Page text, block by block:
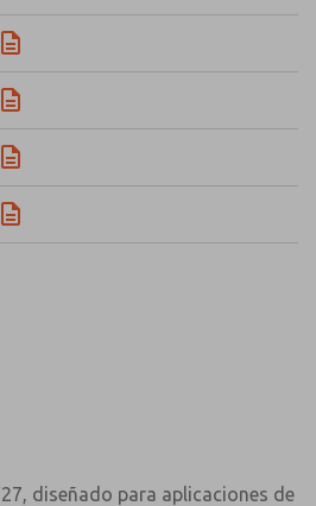
diseñado para aplicaciones de